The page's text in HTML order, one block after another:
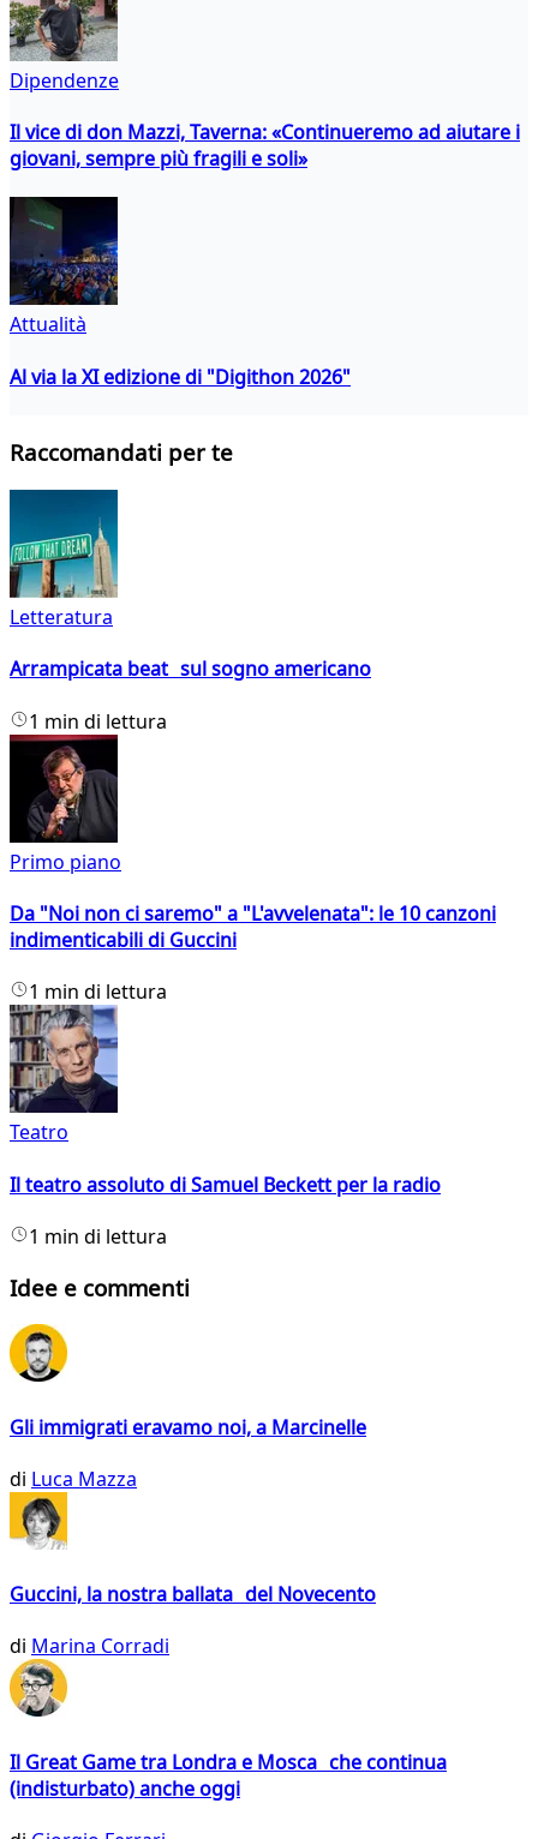
Dipendenze
Il vice di don Mazzi, Taverna: «Continueremo ad aiutare i
giovani, sempre più fragili e soli»
Attualità
Al via la XI edizione di "Digithon 2026"
Raccomandati per te
Letteratura
Arrampicata beat sul sogno americano
1 min di lettura
Primo piano
Da "Noi non ci saremo" a "L'avvelenata": le 10 canzoni
indimenticabili di Guccini
1 min di lettura
Teatro
Il teatro assoluto di Samuel Beckett per la radio
1 min di lettura
Idee e commenti
Gli immigrati eravamo noi, a Marcinelle
di Luca Mazza
Guccini, la nostra ballata del Novecento
di Marina Corradi
Il Great Game tra Londra e Mosca che continua
(indisturbato) anche oggi